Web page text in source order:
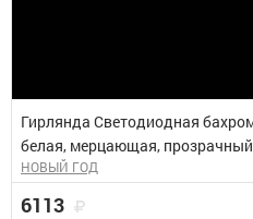
Гирлянда Светодиодная
белая, мерцающая,
65845
НОВЫЙ ГОД
6113